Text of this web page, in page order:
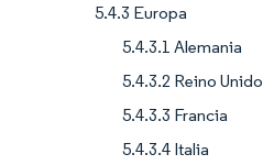
5.4.3 Europa
5.4.3.1 Alemania
5.4.3.2 Reino Unido
5.4.3.3 Francia
5.4.3.4 Italia